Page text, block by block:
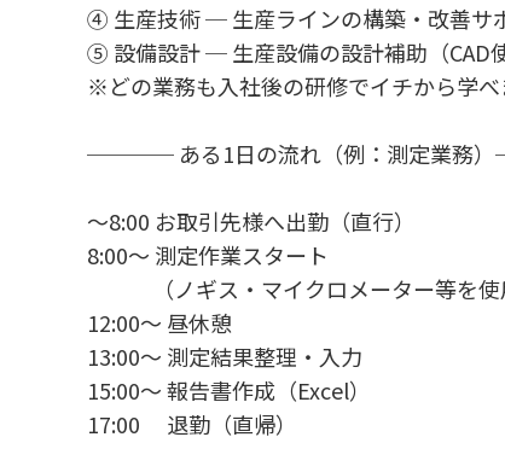
④ 生産技術 ─ 生産ラインの構築・改善サ
⑤ 設備設計 ─ 生産設備の設計補助（CAD使
※どの業務も入社後の研修でイチから学べ
──── ある1日の流れ（例：測定業
～8:00 お取引先様へ出勤（直行）
8:00～ 測定作業スタート
（ノギス・マイクロメーター等を使
12:00～ 昼休憩
13:00～ 測定結果整理・入力
15:00～ 報告書作成（Excel）
17:00 退勤（直帰）